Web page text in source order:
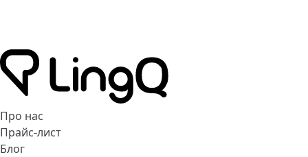
Про нас
Прайс-лист
Блог